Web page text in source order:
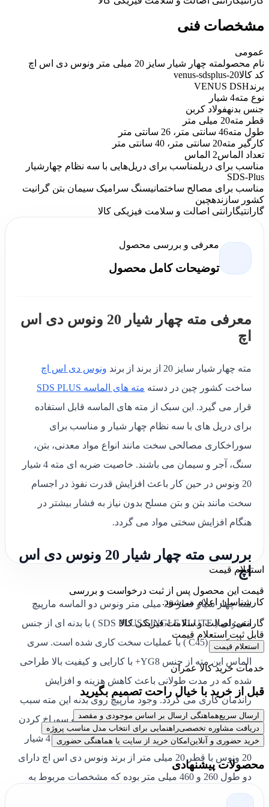
مشخصات فنی
عمومی
نام محصولمته چهار شیار سایز 20 میلی متر ونوس دی اس اچ
کد کالاvenus-sdsplus-20
برندVENUS DSH
نوع مته4 شیار
جنس بدنهفولاد کربن
قطر مته20 میلی متر
طول مته46 سانتی متر، 26 سانتی متر
کارگیر مته20 سانتی متر، 40 سانتی متر
تعداد الماس2 الماس
مناسب برای دریلمناسب برای دریل‌هایی با سه نظام چهارشیار
SDS-Plus
مناسب برای مصالح ساختمانیسنگ سرامیک سیمان بتن گرانیت
کشور سازندهچین
گارانتیگارانتی اصالت و سلامت فیزیکی کالا
معرفی و بررسی محصول
توضیحات کامل محصول
معرفی مته چهار شیار 20 ونوس دی اس
اچ
مته چهار شیار سایز 20 از برند از برند
ونوس دی اس اچ
ساخت کشور چین در دسته مته های الماسه SDS PLUS
قرار می گیرد. این سبک از مته های الماسه قابل استفاده
برای دریل های با سه نظام چهار شیار و مناسب برای
سوراخکاری مصالحی سخت مانند انواع مواد معدنی، بتن،
سنگ، آجر و سیمان می باشند. خاصیت ضربه ای مته 4 شیار
20 ونوس در حین کار باعث افزایش قدرت نفوذ در اجسام
سخت مانند بتن و بتن مسلح بدون نیاز به فشار بیشتر در
هنگام افزایش سختی مواد می گردد.
بررسی مته چهار شیار 20 ونوس دی اس
اچ
مته چهار شیار قطر 20 میلی متر ونوس دو الماسه مارپیچ
معمولی ( SDS PLUS SINGLE FLUTE ) با بدنه ای از جنس
فولاد کربن (C45 ) با عملیات سخت کاری شده است. سری
الماس این مته از جنس YG8+ با کارایی و کیفیت بالا طراحی
شده که در مدت طولانی باعث کاهش هزینه و افزایش
راندمان کاری می گردد. وجود مارپیچ روی بدنه این مته سبب
خارج شدن خاک از درون حفره به بیرون شده و سوراخ کردن
سریع و فشار کمتر به دستگاه را فراهم می کند. مته 4 شیار
20 ونوس با قطر 20 میلی متر از برند ونوس دی اس اچ دارای
دو طول 260 و 460 میلی متر بوده که مشخصات مربوط به
آن ها را می توانید در جدول زیر مشاهده نمایید.
استعلام قیمت
قیمت این محصول پس از ثبت درخواست و بررسی
کارشناسان اعلام می‌شود.
گارانتی: اصالت و سلامت فیزیکی کالا
قابل ثبت استعلام قیمت
استعلام قیمت
خدمات خرید کالا عمران
قبل از خرید با خیال راحت تصمیم بگیرید
ارسال سریعهماهنگی ارسال بر اساس موجودی و مقصد
دریافت مشاوره تخصصیراهنمایی برای انتخاب مدل مناسب پروژه
خرید حضوری و آنلاین امکان خرید از سایت یا هماهنگی حضوری
محصولات پیشنهادی